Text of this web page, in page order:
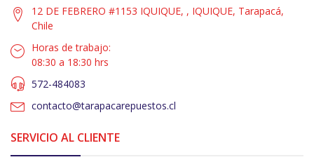
12 DE FEBRERO #1153 IQUIQUE, , IQUIQUE, Tarapacá,
Chile
Horas de trabajo:
08:30 a 18:30 hrs
572-484083
contacto@tarapacarepuestos.cl
SERVICIO AL CLIENTE